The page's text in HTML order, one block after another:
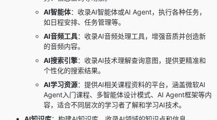
AI智能体：收录AI智能体或AI Agent，执行各种任务，
如日程安排、任务管理等。
AI音频工具：收录AI音频处理工具，增强音质并创造新
的音频内容。
AI搜索引擎：收录AI技术理解查询意图，提供更精准和
个性化的搜索结果。
AI学习资源：提供AI相关课程资料的平台，涵盖微软AI
Agent入门课程、多智能体设计模式、AI Agent框架等内
容，适合不同层次的学习者了解和学习AI技术。